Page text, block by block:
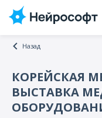
Назад
КОРЕЙСКАЯ
ВЫСТАВКА